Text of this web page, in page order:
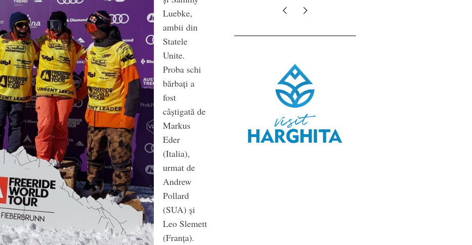
Luebke,
ambii din
Statele
Unite.
Proba schi
bărbați a
fost
câștigată de
Markus
Eder
(Italia),
urmat de
Andrew
Pollard
(SUA) și
Leo Slemett
(Franța).